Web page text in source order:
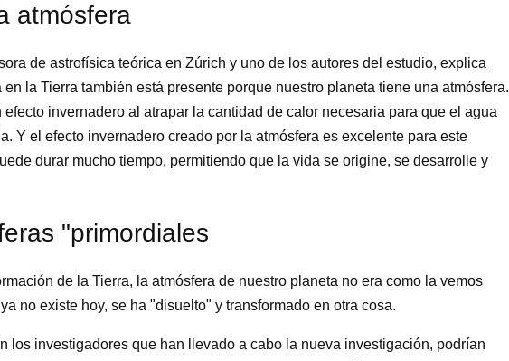
atmósfera
de astrofísica teórica en Zúrich y uno de los autores del estudio, explica
la Tierra también está presente porque nuestro planeta tiene una atmósfera.
efecto invernadero al atrapar la cantidad de calor necesaria para que el agua
Y el efecto invernadero creado por la atmósfera es excelente para este
durar mucho tiempo, permitiendo que la vida se origine, se desarrolle y
"primordiales
de la Tierra, la atmósfera de nuestro planeta no era como la vemos
no existe hoy, se ha "disuelto" y transformado en otra cosa.
los investigadores que han llevado a cabo la nueva investigación, podrían